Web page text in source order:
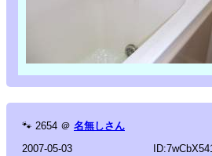
🐾 2654 ＠ 名無しさん
2007-05-03